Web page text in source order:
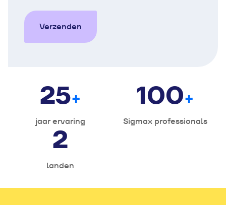
Verzenden
25+
jaar ervaring
100+
Sigmax professionals
2
landen